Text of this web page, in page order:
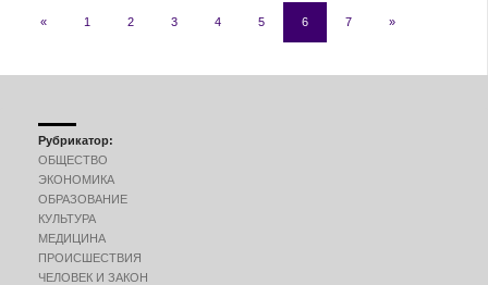
« 1 2 3 4 5 6 7 »
Рубрикатор:
ОБЩЕСТВО
ЭКОНОМИКА
ОБРАЗОВАНИЕ
КУЛЬТУРА
МЕДИЦИНА
ПРОИСШЕСТВИЯ
ЧЕЛОВЕК И ЗАКОН